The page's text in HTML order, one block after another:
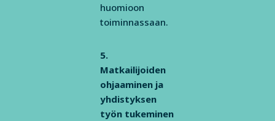
huomioon
toiminnassaan.
5.
Matkailijoiden
ohjaaminen ja
yhdistyksen
työn tukeminen